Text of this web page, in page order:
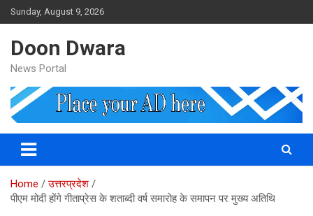
Skip
to
Sunday, August 9, 2026
Doon Dwara
News Portal
Home
उत्तरप्रदेश
पीएम मोदी होंगे गीताप्रेस के शताब्दी वर्ष समारोह के समापन पर मुख्य अतिथि